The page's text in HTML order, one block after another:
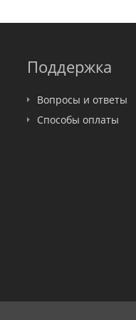
Поддержка
Вопросы и ответы
Способы оплаты